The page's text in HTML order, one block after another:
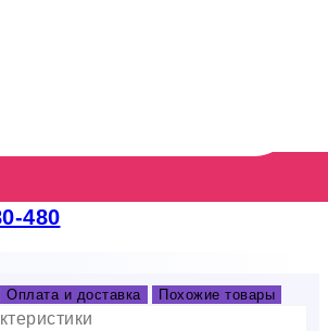
480
Оплата и доставка Похожие товары